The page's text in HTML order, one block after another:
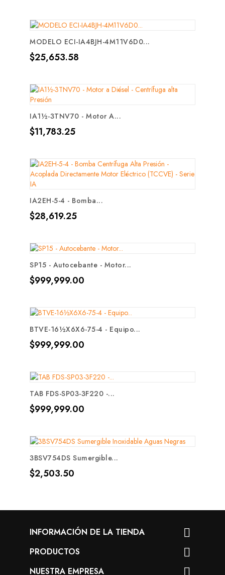
MODELO ECI-IA4BJH-4M11V6D0...
Precio
$25,653.58
IA1½-3TNV70 - Motor A...
Precio
$11,783.25
IA2EH-5-4 - Bomba...
Precio
$28,619.25
SP15 - Autocebante - Motor...
Precio
$999,999.00
BTVE-16½X6X6-75-4 - Equipo...
Precio
$999,999.00
TAB FDS-SP03-3F220 -...
Precio
$999,999.00
3BSV754DS Sumergible...
Precio
$2,503.50
INFORMACIÓN DE LA TIENDA 
PRODUCTOS 
NUESTRA EMPRESA 